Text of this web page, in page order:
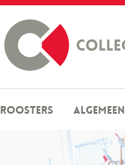
Roosters Algemeen